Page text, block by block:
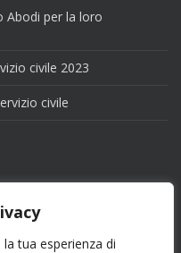
tua esperienza di
Abodi per la loro
civile 2023
civile